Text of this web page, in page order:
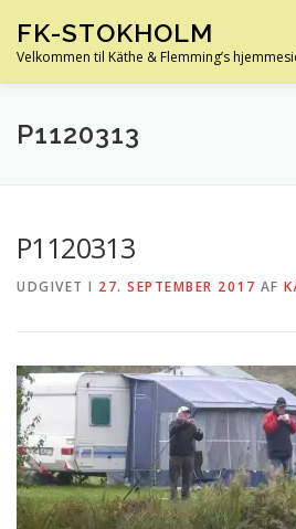
indhold
FK-STOKHOLM
Velkommen til Käthe & Flemming’s
HJEM OM OS
P1120313
P1120313
UDGIVET I 27. SEPTEMBER 2017 AF